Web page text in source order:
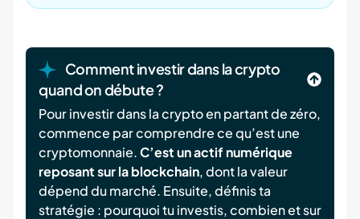
Comment investir dans la crypto
quand on débute ?
Pour investir dans la crypto en partant de zéro,
commence par comprendre ce qu’est une
cryptomonnaie.C’est un actif numérique
reposant sur la blockchain, dont la valeur
dépend du marché. Ensuite, définis ta
stratégie : pourquoi tu investis, combien et sur